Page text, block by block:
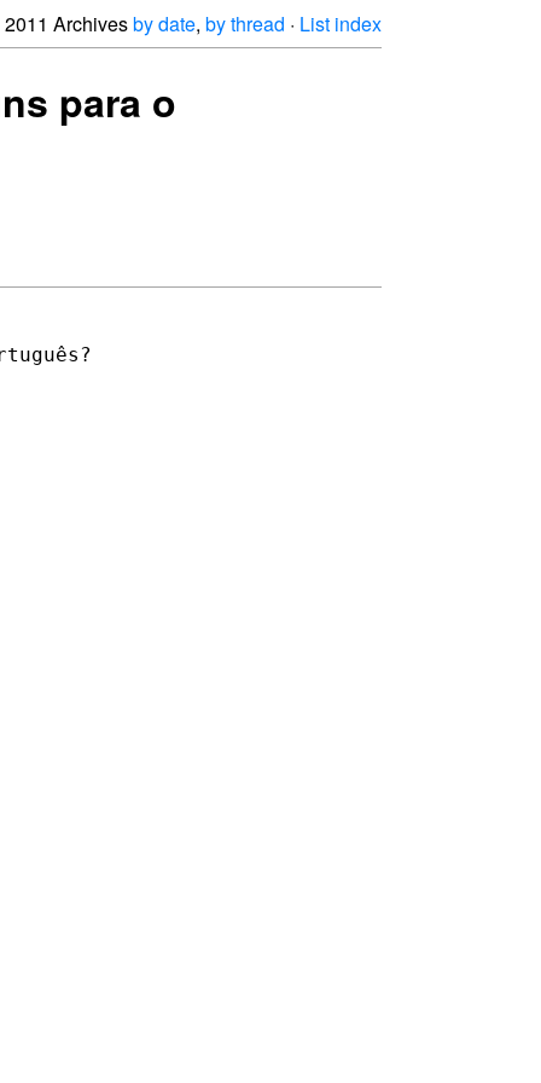
2011 Archivesby date, by thread · List index
para o